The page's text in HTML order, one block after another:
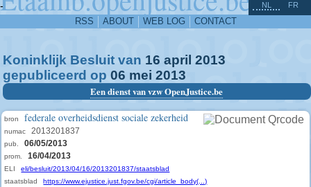
-
RSS ABOUT WEB LOG CONTACT
NL FR
Koninklijk Besluit van 16 april 2013
gepubliceerd op 06 mei 2013
Een dienst van vzw OpenJustice.be
bron federale overheidsdienst sociale zekerheid
numac 2013201837
pub. 06/05/2013
prom. 16/04/2013
ELI
eli/besluit/2013/04/16/2013201837/staatsblad
staatsblad
https://www.ejustice.just.fgov.be/cgi/article_body(...)
^